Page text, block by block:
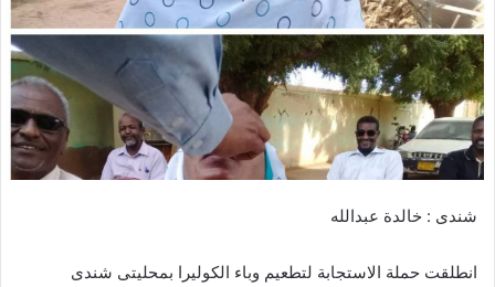
د
ا
إ
ل
ك
ت
و
ي
شندى : خالدة عبدالله
انطلقت حملة الاستجابة لتطعيم وباء الكوليرا بمحليتى شندى